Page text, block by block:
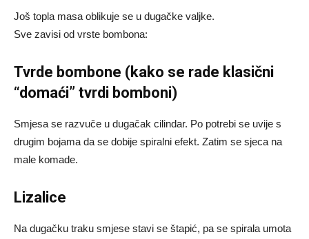
Još topla masa oblikuje se u dugačke valjke.
Sve zavisi od vrste bombona:
Tvrde bombone (kako se rade klasični
“domaći” tvrdi bomboni)
Smjesa se razvuče u dugačak cilindar. Po potrebi se uvije s
drugim bojama da se dobije spiralni efekt. Zatim se sjeca na
male komade.
Lizalice
Na dugačku traku smjese stavi se štapić, pa se spirala umota